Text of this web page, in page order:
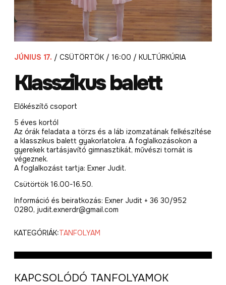
JÚNIUS 17. / CSÜTÖRTÖK / 16:00 / KULTÚRKÚRIA
Klasszikus balett
Előkészítő csoport
5 éves kortól
Az órák feladata a törzs és a láb izomzatának felkészítése
a klasszikus balett gyakorlatokra. A foglalkozásokon a
gyerekek tartásjavító gimnasztikát, művészi tornát is
végeznek.
A foglalkozást tartja: Exner Judit.
Csütörtök 16.00-16.50.
Információ és beiratkozás: Exner Judit + 36 30/952
0280, judit.exnerdr@gmail.com
KATEGÓRIÁK:TANFOLYAM
KAPCSOLÓDÓ TANFOLYAMOK